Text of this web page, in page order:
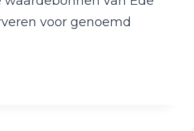
voor genoemd